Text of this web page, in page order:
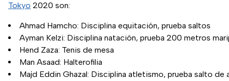
Tokyo 2020 son:
Ahmad Hamcho: Disciplina equitación, prueba saltos
Ayman Kelzi: Disciplina natación, prueba 200 metros
Hend Zaza: Tenis de mesa
Man Asaad: Halterofilia
Majd Eddin Ghazal: Disciplina atletismo, prueba salto de